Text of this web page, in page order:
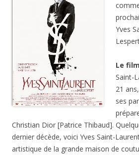
Yves
Le film
Saint-
21
ses
Christian Dior [Patrice Thibaud].
dernier décède, voici Yves Saint-
artistique de la grande maison de